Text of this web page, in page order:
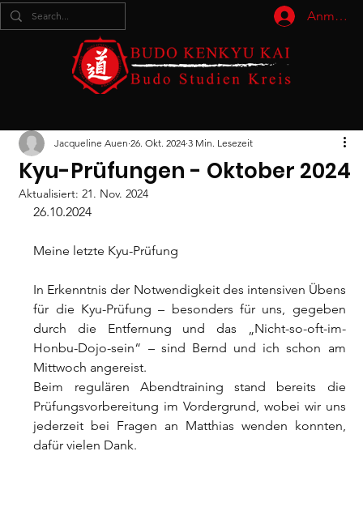
Kyu-Prüfungen - Oktober 2024
Jacqueline Auen 26. Okt. 2024 3 Min. Lesezeit
Aktualisiert:21. Nov. 2024
26.10.2024
Meine letzte Kyu-Prüfung
In Erkenntnis der Notwendigkeit des intensiven Übens
für die Kyu-Prüfung – besonders für uns, gegeben
durch die Entfernung und das „Nicht-so-oft-im-
Honbu-Dojo-sein“ – sind Bernd und ich schon am
Mittwoch angereist.
Beim regulären Abendtraining stand bereits die
Prüfungsvorbereitung im Vordergrund, wobei wir uns
jederzeit bei Fragen an Matthias wenden konnten,
dafür vielen Dank.